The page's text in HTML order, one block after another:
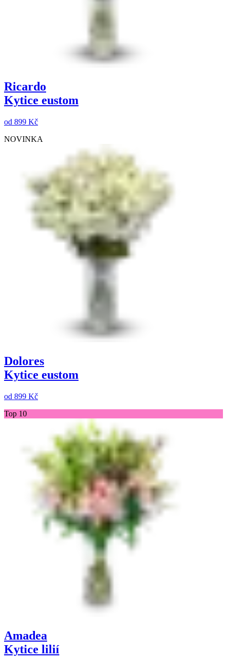
Ricardo
Kytice eustom
od 899 Kč
NOVINKA
Dolores
Kytice eustom
od 899 Kč
Top 10
Amadea
Kytice lilií